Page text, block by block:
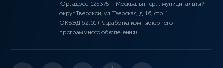
Юр. адрес: 125375, г. Москва, вн.тер.г. муниципальный
округ Тверской, ул. Тверская, д. 16, стр. 1
ОКВЭД 62.01 (Разработка компьютерного
программного обеспечения)